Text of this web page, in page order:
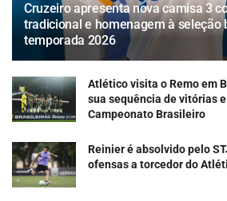
Cruzeiro apresenta nova camisa 3
tradicional e homenagem à seleção
temporada 2026
Atlético visita o Remo em
sua sequência de vitórias
Campeonato Brasileiro
Reinier é absolvido pelo
ofensas a torcedor do